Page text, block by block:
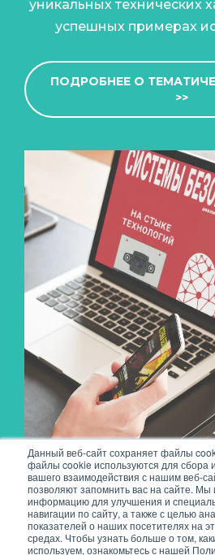
Данный веб-сайт сохраняет файлы
файлы cookie используются для сбора
вашего взаимодействия с нашим веб-
позволяют запомнить вас на сайте. Мы
информацию для улучшения и
навигации по сайту, а также с целью
показателей о наших посетителях на
средах. Чтобы узнать больше о том,
используем, ознакомьтесь с нашей
уникальных технических
успешных примерах
ПОДРОБНЕЕ О
>>